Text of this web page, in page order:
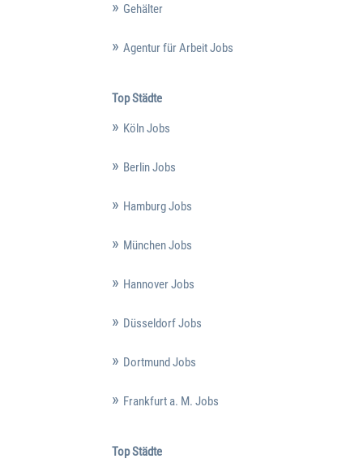
Gehälter
Agentur für Arbeit Jobs
Top Städte
Köln Jobs
Berlin Jobs
Hamburg Jobs
München Jobs
Hannover Jobs
Düsseldorf Jobs
Dortmund Jobs
Frankfurt a. M. Jobs
Top Städte